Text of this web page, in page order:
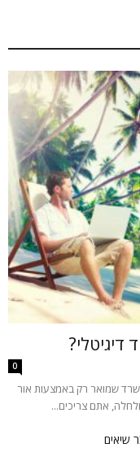
דיגיטלי?
0
מול מחשב במשך 9 שעות במשרד שמואר רק באמצעות אור
אתם צריכים...
שיאים